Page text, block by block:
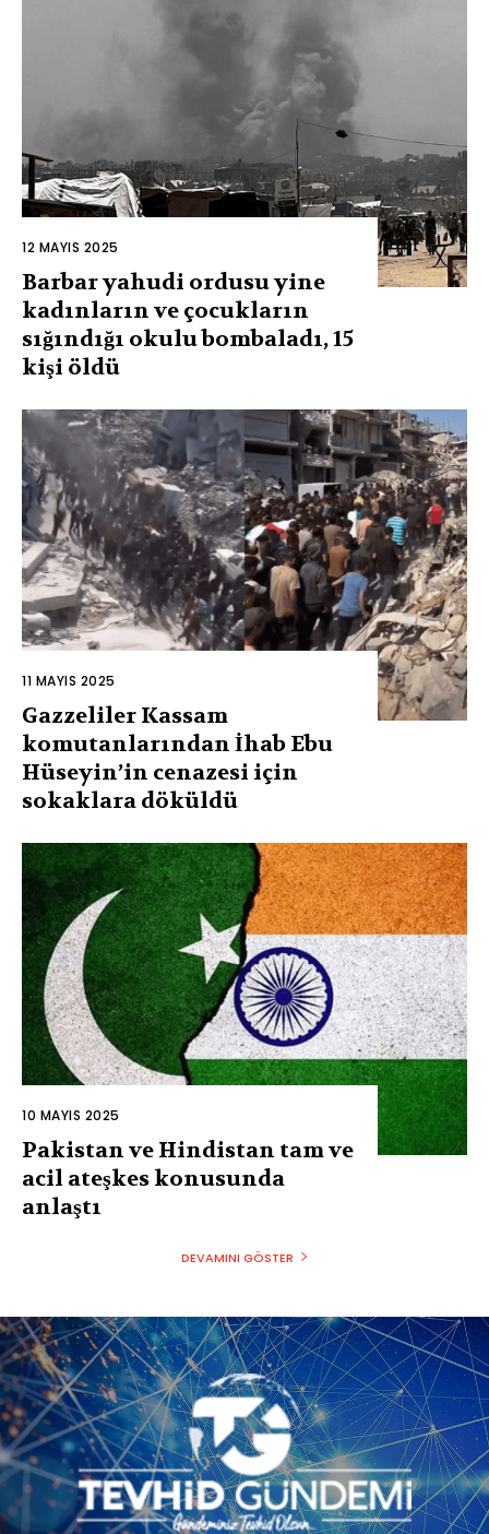
12 MAYIS 2025
Barbar yahudi ordusu yine
kadınların ve çocukların
sığındığı okulu bombaladı, 15
kişi öldü
11 MAYIS 2025
Gazzeliler Kassam
komutanlarından İhab Ebu
Hüseyin’in cenazesi için
sokaklara döküldü
10 MAYIS 2025
Pakistan ve Hindistan tam ve
acil ateşkes konusunda
anlaştı
DEVAMINI GÖSTER